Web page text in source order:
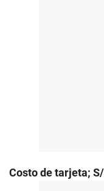
Costo de tarjeta;